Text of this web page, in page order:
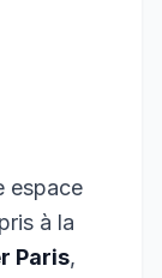
espace
à la
Paris,